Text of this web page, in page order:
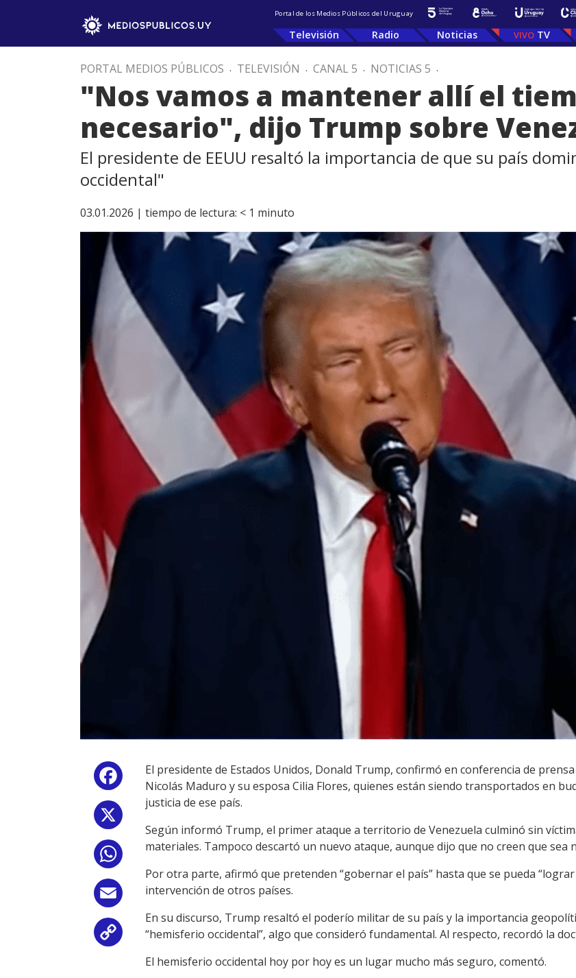
Portal de los Medios Públicos del Uruguay
Televisión Radio Noticias TV
PORTAL MEDIOS PÚBLICOS . TELEVISIÓN . CANAL 5 . NOTICIAS 5 .
"Nos vamos a mantener allí el
necesario", dijo Trump sobre
El presidente de EEUU resaltó la importancia de que su país
occidental"
03.01.2026 | tiempo de lectura: < 1 minuto
Facebook
Email
Copy
Link
El presidente de Estados Unidos, Donald Trump, confirmó en conferencia de
Nicolás Maduro y su esposa Cilia Flores, quienes están siendo transportados en
justicia de ese país.
Según informó Trump, el primer ataque a territorio de Venezuela culminó sin
materiales. Tampoco descartó un nuevo ataque, aunque dijo que no creen que sea
Por otra parte, afirmó que pretenden “gobernar el país” hasta que se pueda
intervención de otros países.
En su discurso, Trump resaltó el poderío militar de su país y la importancia
“hemisferio occidental”, algo que consideró fundamental. Al respecto, recordó la
El hemisferio occidental hoy por hoy es un lugar mucho más seguro, comentó.